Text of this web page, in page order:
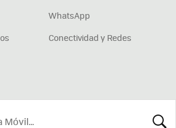
WhatsApp
Conectividad y Redes